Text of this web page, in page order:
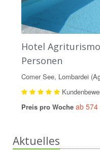
Hotel
Personen
Comer See, Lombardei
Preis pro Woche ab 574
Aktuelles